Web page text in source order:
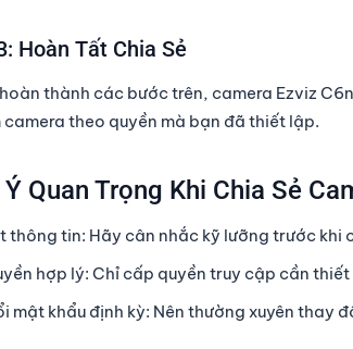
Hoàn Tất Chia Sẻ
thành các bước trên, camera Ezviz
camera theo quyền mà bạn đã thiết lập.
Quan Trọng Khi Chia Sẻ
thông tin: Hãy cân nhắc kỹ lưỡng trước khi
hợp lý: Chỉ cấp quyền truy cập cần
mật khẩu định kỳ: Nên thường xuyên thay